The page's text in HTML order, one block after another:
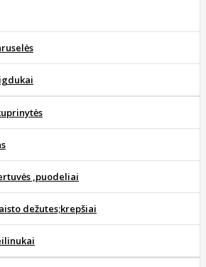
,puodeliai
dežutes;krepšiai